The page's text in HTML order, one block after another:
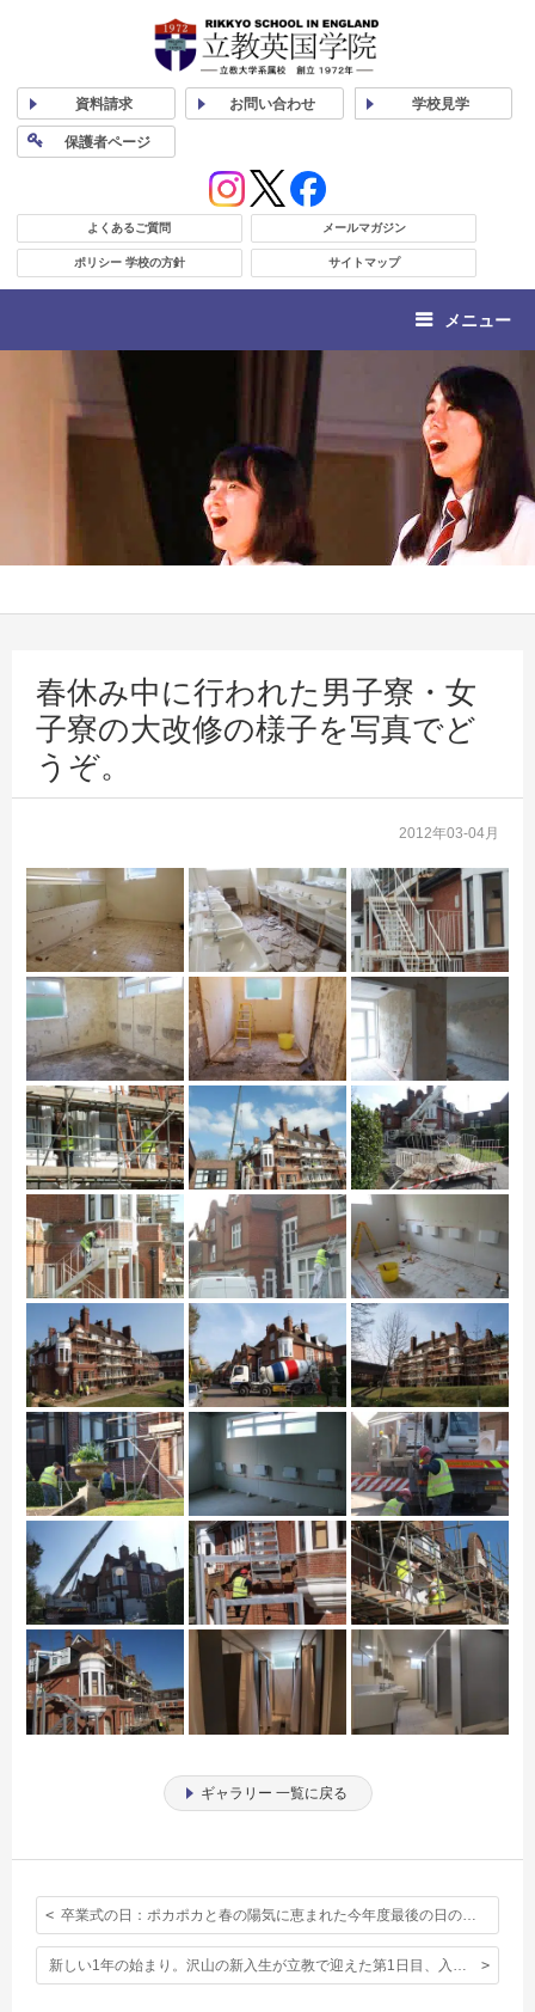
資料請求 お問い合わせ 学校見学
保護者ページ
よくあるご質問 メールマガジン
ポリシー 学校の方針 サイトマップ
メニュー
春休み中に行われた男子寮・女
子寮の大改修の様子を写真でど
うぞ。
2012年03-04月
ギャラリー 一覧に戻る